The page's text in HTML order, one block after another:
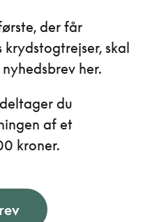
der får
skal
her.
du
af et
kroner.